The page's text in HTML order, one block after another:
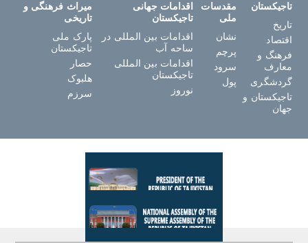
تاجیکستان
تاریخ
اقتصاد
فرهنگ و
معارف
گردشگری
تاجیکستان و
جهان
مقدسات
ملی
نشان
پرچم
سرود
پول
اقدامات جهانی
تاجیکستان
اقدامات بین المللی در
ساحه آب
اقدامات بین المللی
تاجیکستان
نوروز
میراث فرهنگی و
تاریخی
پارک ملی
تاجیکستان
حصار
هلبوک
سرزم